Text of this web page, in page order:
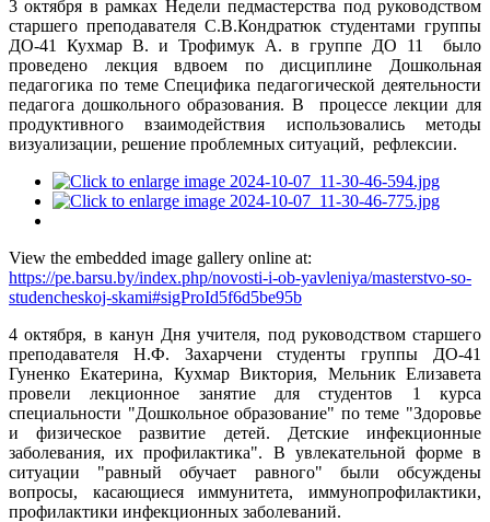
3 октября в рамках Недели педмастерства под руководством
старшего преподавателя С.В.Кондратюк студентами группы
ДО-41 Кухмар В. и Трофимук А. в группе ДО 11 было
проведено лекция вдвоем по дисциплине Дошкольная
педагогика по теме Специфика педагогической деятельности
педагога дошкольного образования. В процессе лекции для
продуктивного взаимодействия использовались методы
визуализации, решение проблемных ситуаций, рефлексии.
View the embedded image gallery online at:
https://pe.barsu.by/index.php/novosti-i-ob-yavleniya/masterstvo-so-
studencheskoj-skami#sigProId5f6d5be95b
4 октября, в канун Дня учителя, под руководством старшего
преподавателя Н.Ф. Захарчени студенты группы ДО-41
Гуненко Екатерина, Кухмар Виктория, Мельник Елизавета
провели лекционное занятие для студентов 1 курса
специальности "Дошкольное образование" по теме "Здоровье
и физическое развитие детей. Детские инфекционные
заболевания, их профилактика". В увлекательной форме в
ситуации "равный обучает равного" были обсуждены
вопросы, касающиеся иммунитета, иммунопрофилактики,
профилактики инфекционных заболеваний.